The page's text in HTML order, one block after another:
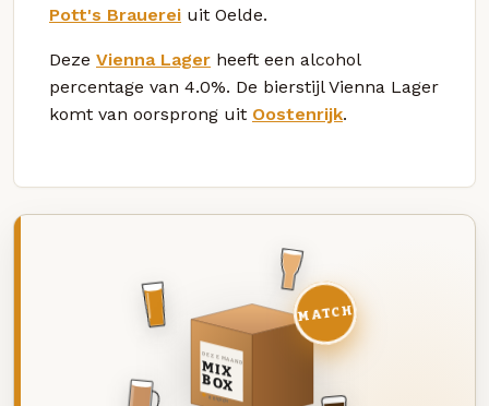
Pott's Brauerei uit Oelde.
Deze Vienna Lager heeft een alcohol
percentage van 4.0%. De bierstijl Vienna Lager
komt van oorsprong uit Oostenrijk.
DEZE MAAND
MIX
BOX
8 BIEREN
MATCH